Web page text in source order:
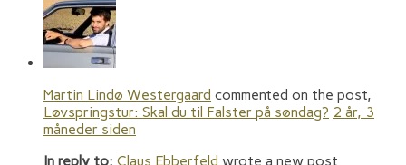
Martin Lindø Westergaard commented on the post,
Løvspringstur: Skal du til Falster på søndag? 2 år, 3
måneder siden
In reply to: Claus Ebberfeld wrote a new post